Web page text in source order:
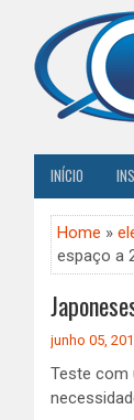
INÍCIO
Home »
espaço a
junho 05,
Teste com